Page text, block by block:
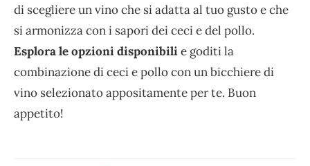
di scegliere un vino che si adatta al tuo gusto e che
si armonizza con i sapori dei ceci e del pollo.
Esplora le opzioni disponibilie goditi la
combinazione di ceci e pollo con un bicchiere di
vino selezionato appositamente per te. Buon
appetito!